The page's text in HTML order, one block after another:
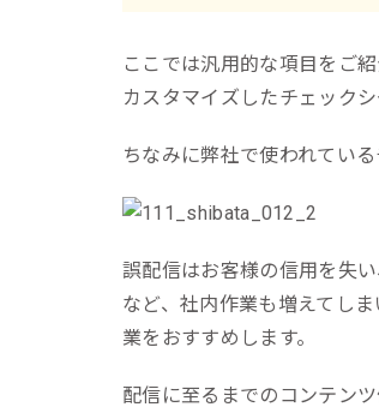
ここでは汎用的な項目をご
カスタマイズしたチェックシ
ちなみに弊社で使われてい
誤配信はお客様の信用を失
など、社内作業も増えてし
業をおすすめします。
配信に至るまでのコンテン